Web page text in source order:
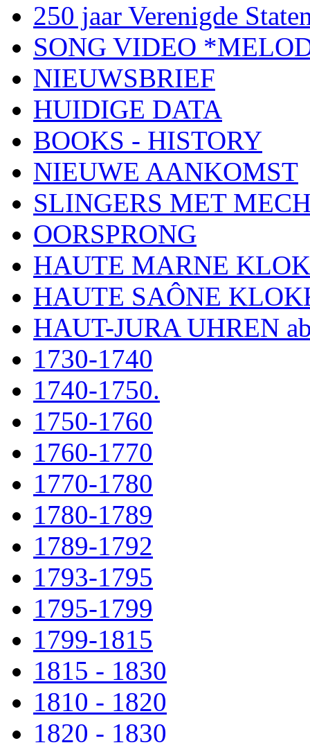
250 jaar Verenigde
SONG VIDEO
NIEUWSBRIEF
HUIDIGE DATA
BOOKS - HISTORY
NIEUWE AANKOMST
SLINGERS MET
OORSPRONG
HAUTE MARNE
HAUTE SAÔNE
HAUT-JURA UHREN
1730-1740
1740-1750.
1750-1760
1760-1770
1770-1780
1780-1789
1789-1792
1793-1795
1795-1799
1799-1815
1815 - 1830
1810 - 1820
1820 - 1830